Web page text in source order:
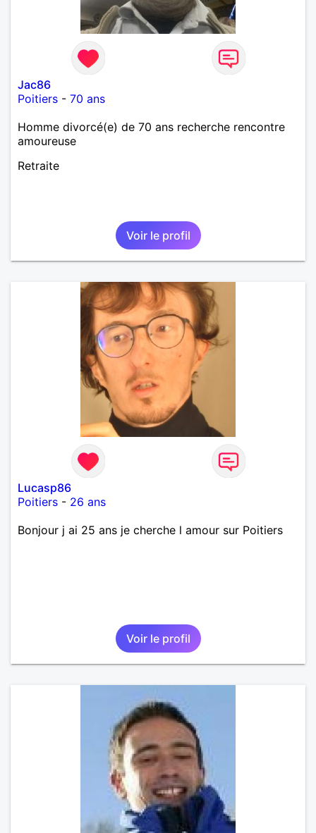
Jac86
Poitiers - 70 ans
Homme divorcé(e) de 70 ans recherche rencontre
amoureuse
Retraite
Voir le profil
Lucasp86
Poitiers - 26 ans
Bonjour j ai 25 ans je cherche l amour sur Poitiers
Voir le profil